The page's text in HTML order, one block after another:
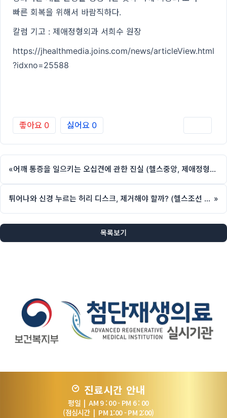
빠른 회복을 위해서 바람직하다.
칼럼 기고 : 제애정형외과 서희수 원장
https://jhealthmedia.joins.com/news/articleView.html
?idxno=25588
좋아요 0 싫어요 0
« 어깨 통증을 일으키는 오십견에 관한 진실 (헬스중앙, 제애정형외과 서희수 원장 칼럼)
튀어나와 신경 누르는 허리 디스크, 제거해야 할까? (헬스조선 칼럼, 제애정형외과 서희수 원장) »
목록보기
진료시간 안내
평일 | AM 9 : 00 - PM 6 : 00
(점심시간 | PM 1:00 - PM 2:00)